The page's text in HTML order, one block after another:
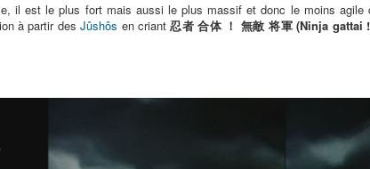
il est le plus fort mais aussi le plus massif et donc le moins
à partir desJûshôs en criant忍者 合体 ！ 無敵 将軍 (Ninja